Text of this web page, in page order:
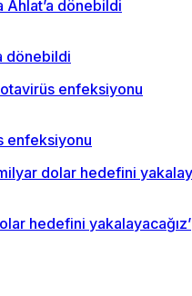
dönebildi
enfeksiyonu
hedefini yakalayacağız’